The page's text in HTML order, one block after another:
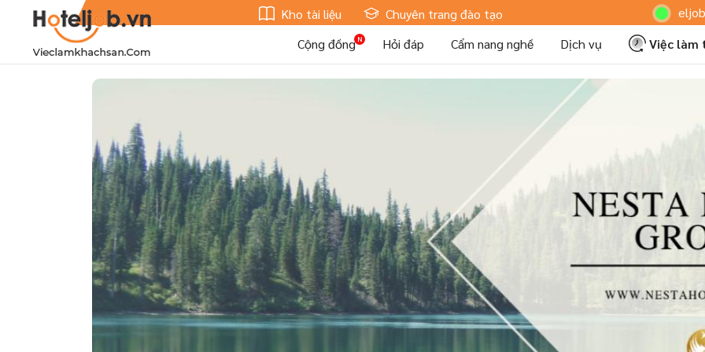
Kho tài liệu Chuyên trang đào tạo Hoteljob MV:
Cộng đồng
Hỏi đáp Cẩm nang nghề Dịch vụ
Việc làm